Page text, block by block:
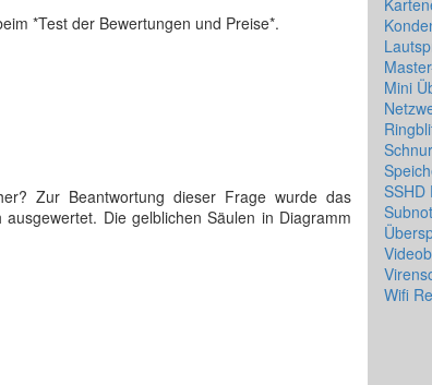
*Test der Bewertungen und Preise*.
Zur Beantwortung dieser Frage wurde das
Die gelblichen Säulen in Diagramm
Mini
SSHD
Wifi